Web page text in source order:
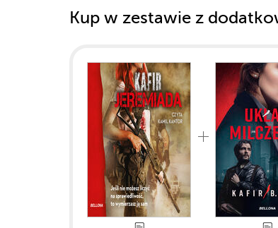
Kup w zestawie z